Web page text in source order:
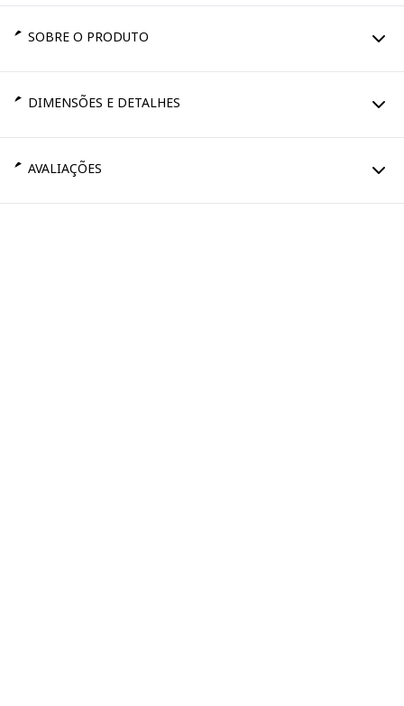
SOBRE O PRODUTO
DIMENSÕES E DETALHES
AVALIAÇÕES